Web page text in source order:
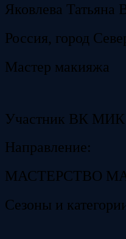
Яковлева Татьяна
Россия, город
Мастер макияжа
Участник ВК МИК
Направление:
МАСТЕРСТВО
Сезоны и